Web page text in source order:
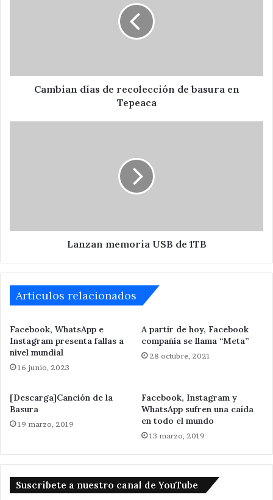
Cambian días de recolección de basura en
Tepeaca
Lanzan memoria USB de 1TB
Articulos relacionados
Facebook, WhatsApp e
Instagram presenta fallas a
nivel mundial
16 junio, 2023
A partir de hoy, Facebook
compañía se llama “Meta”
28 octubre, 2021
[Descarga]Canción de la
Basura
19 marzo, 2019
Facebook, Instagram y
WhatsApp sufren una caída
en todo el mundo
13 marzo, 2019
Suscribete a nuestro canal de YouTube